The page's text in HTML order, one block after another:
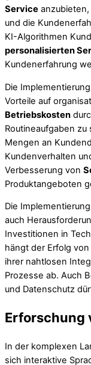
Service
und die
KI-Algorithmen
personalisierten
Kundenerfahrung
Die
Vorteile auf
Betriebskosten
Routineaufgaben zu
Mengen an
Kundenverhalten
Verbesserung von
Produktangeboten
Die
auch
Investitionen in
hängt der Erfolg
ihrer nahtlosen
Prozesse ab. Auch
und Datenschutz
Erforschung
In der komplexen
sich interaktive